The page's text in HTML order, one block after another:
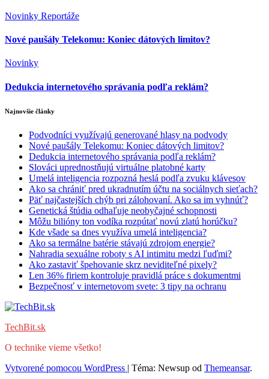
Novinky Reportáže
Nové paušály Telekomu: Koniec dátových limitov?
Novinky
Dedukcia internetového správania podľa reklám?
Najnovšie články
Podvodníci využívajú generované hlasy na podvody
Nové paušály Telekomu: Koniec dátových limitov?
Dedukcia internetového správania podľa reklám?
Slováci uprednostňujú virtuálne platobné karty
Umelá inteligencia rozpozná heslá podľa zvuku klávesov
Ako sa chrániť pred ukradnutím účtu na sociálnych sieťach?
Päť najčastejších chýb pri zálohovaní. Ako sa im vyhnúť?
Genetická štúdia odhaľuje neobyčajné schopnosti
Môžu bilióny ton vodíka rozpútať novú zlatú horúčku?
Kde všade sa dnes využíva umelá inteligencia?
Ako sa termálne batérie stávajú zdrojom energie?
Nahradia sexuálne roboty s AI intimitu medzi ľuďmi?
Ako zastaviť špehovanie skrz neviditeľné pixely?
Len 36% firiem kontroluje pravidlá práce s dokumentmi
Bezpečnosť v internetovom svete: 3 tipy na ochranu
TechBit.sk
O technike vieme všetko!
Vytvorené pomocou WordPress | Téma: Newsup od Themeansar.